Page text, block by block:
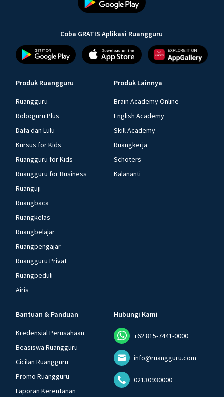
Coba GRATIS Aplikasi Ruangguru
Produk Ruangguru
Ruangguru
Roboguru Plus
Dafa dan Lulu
Kursus for Kids
Ruangguru for Kids
Ruangguru for Business
Ruanguji
Ruangbaca
Ruangkelas
Ruangbelajar
Ruangpengajar
Ruangguru Privat
Ruangpeduli
Airis
Produk Lainnya
Brain Academy Online
English Academy
Skill Academy
Ruangkerja
Schoters
Kalananti
Bantuan & Panduan
Kredensial Perusahaan
Beasiswa Ruangguru
Cicilan Ruangguru
Promo Ruangguru
Laporan Kerentanan
Hubungi Kami
+62 815-7441-0000
info@ruangguru.com
02130930000